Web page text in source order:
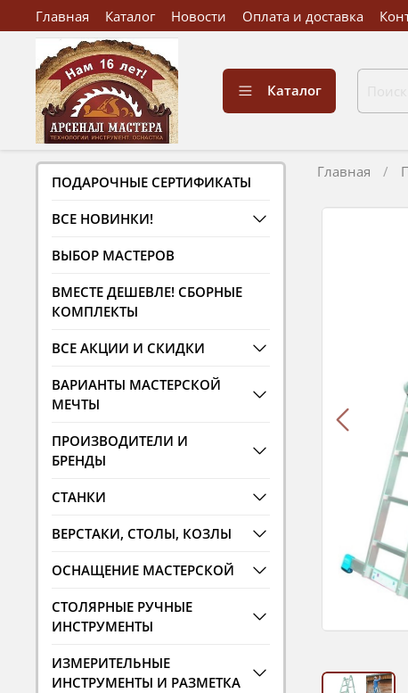
Главная Каталог Новости Оплата и доставка
Каталог
Главная
ПОДАРОЧНЫЕ СЕРТИФИКАТЫ
ВСЕ НОВИНКИ!
ВЫБОР МАСТЕРОВ
ВМЕСТЕ ДЕШЕВЛЕ! СБОРНЫЕ
КОМПЛЕКТЫ
ВСЕ АКЦИИ И СКИДКИ
ВАРИАНТЫ МАСТЕРСКОЙ
МЕЧТЫ
ПРОИЗВОДИТЕЛИ И
БРЕНДЫ
СТАНКИ
ВЕРСТАКИ, СТОЛЫ, КОЗЛЫ
ОСНАЩЕНИЕ МАСТЕРСКОЙ
СТОЛЯРНЫЕ РУЧНЫЕ
ИНСТРУМЕНТЫ
ИЗМЕРИТЕЛЬНЫЕ
ИНСТРУМЕНТЫ И РАЗМЕТКА